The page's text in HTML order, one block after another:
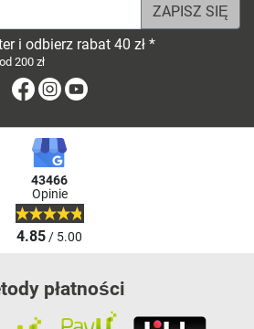
i odbierz rabat 40 zł *
200 zł
FacebookInstagram
43466
Opinie
4.85/ 5.00
płatności